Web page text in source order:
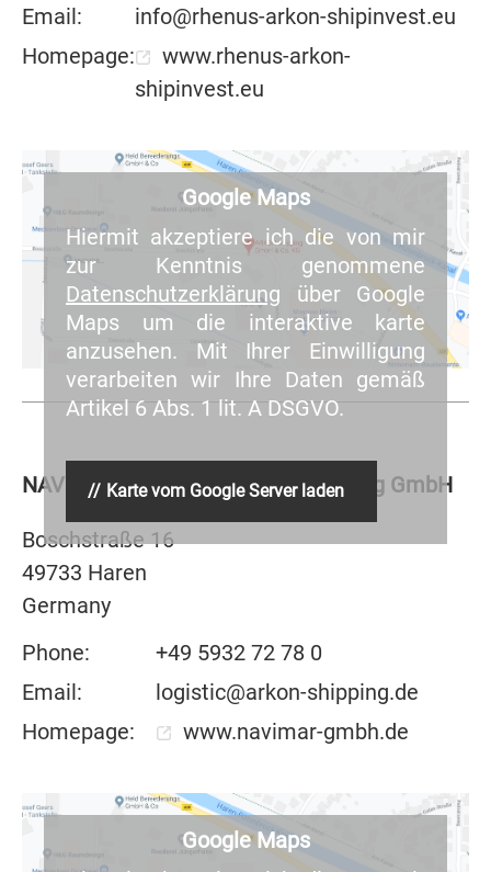
Email:
info@rhenus-arkon-shipinvest.eu
Homepage:
www.rhenus-arkon-
shipinvest.eu
Google Maps
Hiermit akzeptiere ich die von mir
zur Kenntnis genommene
Datenschutzerklärung über Google
Maps um die interaktive karte
anzusehen. Mit Ihrer Einwilligung
verarbeiten wir Ihre Daten gemäß
Artikel 6 Abs. 1 lit. A DSGVO.
Karte vom Google Server laden
NAVIMAR Schiffahrt und Befrachtung GmbH
Boschstraße 16
49733 Haren
Germany
Phone:
+49 5932 72 78 0
Email:
logistic@arkon-shipping.de
Homepage:
www.navimar-gmbh.de
Google Maps